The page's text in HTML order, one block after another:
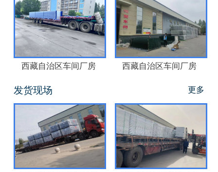
西藏自治区车间厂房 西藏自治区车间厂房
发货现场 更多